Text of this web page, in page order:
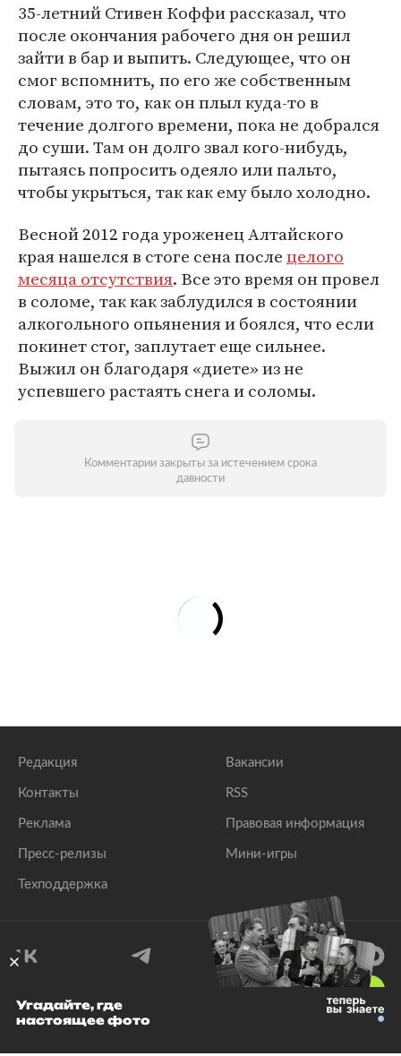
35-летний Стивен Коффи рассказал, что
после окончания рабочего дня он решил
зайти в бар и выпить. Следующее, что он
смог вспомнить, по его же собственным
словам, это то, как он плыл куда-то в
течение долгого времени, пока не добрался
до суши. Там он долго звал кого-нибудь,
пытаясь попросить одеяло или пальто,
чтобы укрыться, так как ему было холодно.
Весной 2012 года уроженец Алтайского
края нашелся в стоге сена послецелого
месяца отсутствия. Все это время он провел
в соломе, так как заблудился в состоянии
алкогольного опьянения и боялся, что если
покинет стог, заплутает еще сильнее.
Выжил он благодаря «диете» из не
успевшего растаять снега и соломы.
Комментарии закрыты за истечением срока
давности
Редакция
Контакты
Реклама
Пресс-релизы
Техподдержка
Вакансии
RSS
Правовая информация
Мини-игры
© 1999–2026 Все права защищены.
Угадайте, где
настоящее фото